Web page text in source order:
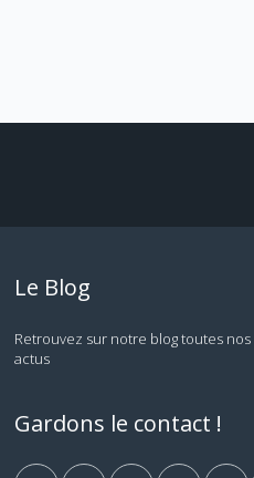
Le Blog
Retrouvez sur notre blog toutes
actus
Gardons le contact !